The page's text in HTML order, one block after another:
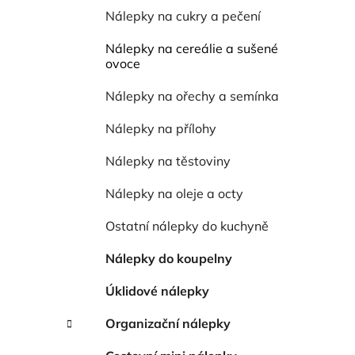
Nálepky na cukry a pečení
Nálepky na cereálie a sušené
ovoce
Nálepky na ořechy a semínka
Nálepky na přílohy
Nálepky na těstoviny
Nálepky na oleje a octy
Ostatní nálepky do kuchyně
Nálepky do koupelny
Úklidové nálepky
Organizační nálepky